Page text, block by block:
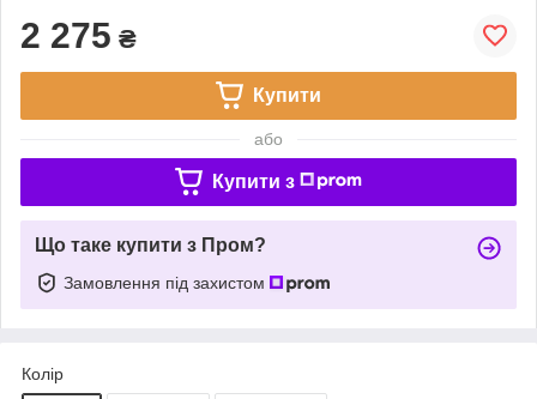
2 275 ₴
Купити
або
Купити з
Що таке купити з Пром?
Замовлення під захистом
Колір